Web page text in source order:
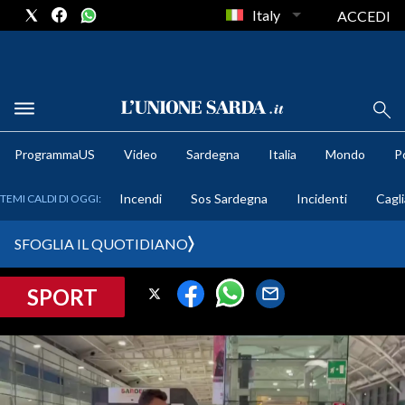
METEO
CRONACA SARDEGNA
PROVINCIA DI CAGLIARI
SULCIS IGLESIENTE
Italy ACCEDI
ProgrammaUS Video Sardegna Italia Mondo
TEMI CALDI DI OGGI: Incendi Sos Sardegna Incidenti
SFOGLIA IL QUOTIDIANO
SPORT